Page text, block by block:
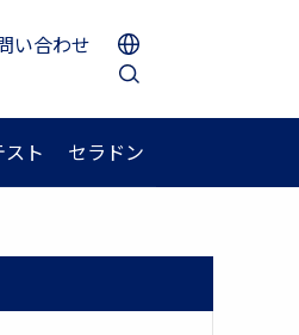
い合わせ
ト セラドン